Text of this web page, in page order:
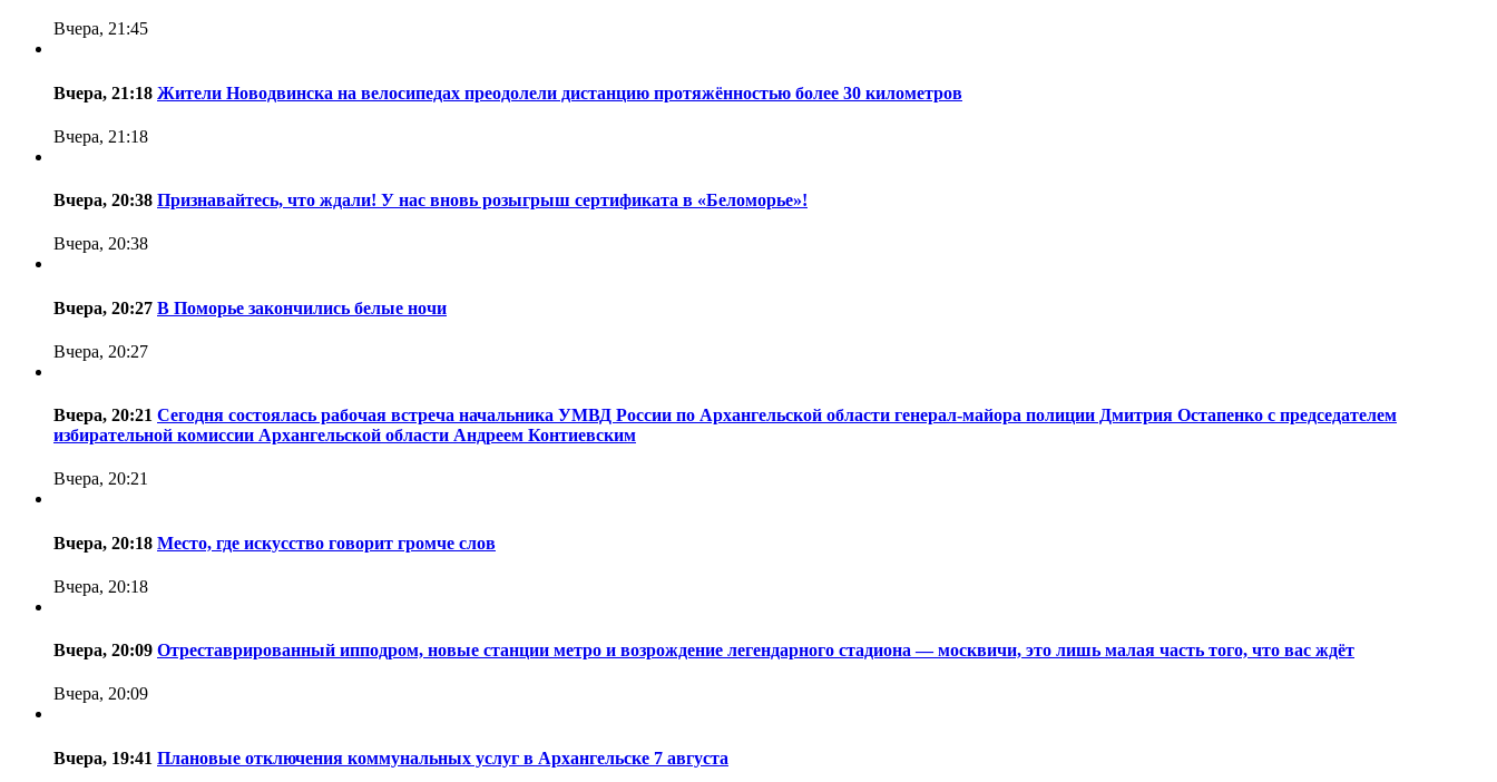
Вчера, 21:45
Вчера, 21:18 Жители Новодвинска на велосипедах преодолели дистанцию протяжённостью более 30 километров
Вчера, 21:18
Вчера, 20:38 Признавайтесь, что ждали! У нас вновь розыгрыш сертификата в «Беломорье»!
Вчера, 20:38
Вчера, 20:27 В Поморье закончились белые ночи
Вчера, 20:27
Вчера, 20:21 Сегодня состоялась рабочая встреча начальника УМВД России по Архангельской области генерал-майора полиции Дмитрия Остапенко с председателем
избирательной комиссии Архангельской области Андреем Контиевским
Вчера, 20:21
Вчера, 20:18 Место, где искусство говорит громче слов
Вчера, 20:18
Вчера, 20:09 Отреставрированный ипподром, новые станции метро и возрождение легендарного стадиона — москвичи, это лишь малая часть того, что вас ждёт
Вчера, 20:09
Вчера, 19:41 Плановые отключения коммунальных услуг в Архангельске 7 августа